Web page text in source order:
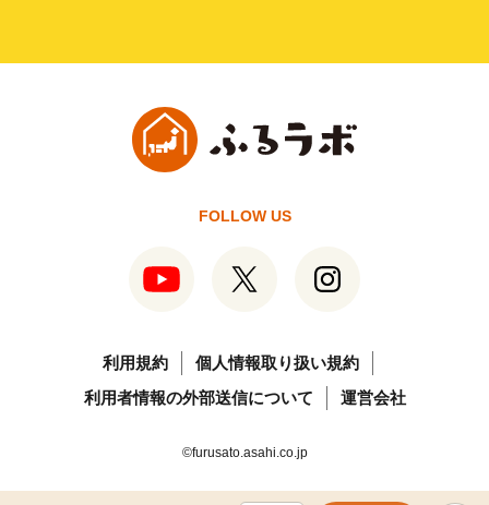
FOLLOW US
利用規約
個人情報取り扱い規約
利用者情報の外部送信について
運営会社
©furusato.asahi.co.jp